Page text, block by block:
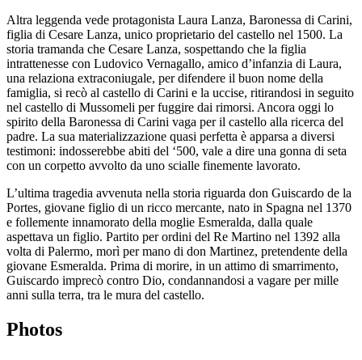
Altra leggenda vede protagonista Laura Lanza, Baronessa di Carini,
figlia di Cesare Lanza, unico proprietario del castello nel 1500. La
storia tramanda che Cesare Lanza, sospettando che la figlia
intrattenesse con Ludovico Vernagallo, amico d’infanzia di Laura,
una relaziona extraconiugale, per difendere il buon nome della
famiglia, si recò al castello di Carini e la uccise, ritirandosi in seguito
nel castello di Mussomeli per fuggire dai rimorsi. Ancora oggi lo
spirito della Baronessa di Carini vaga per il castello alla ricerca del
padre. La sua materializzazione quasi perfetta è apparsa a diversi
testimoni: indosserebbe abiti del ‘500, vale a dire una gonna di seta
con un corpetto avvolto da uno scialle finemente lavorato.
L’ultima tragedia avvenuta nella storia riguarda don Guiscardo de la
Portes, giovane figlio di un ricco mercante, nato in Spagna nel 1370
e follemente innamorato della moglie Esmeralda, dalla quale
aspettava un figlio. Partito per ordini del Re Martino nel 1392 alla
volta di Palermo, morì per mano di don Martinez, pretendente della
giovane Esmeralda. Prima di morire, in un attimo di smarrimento,
Guiscardo imprecò contro Dio, condannandosi a vagare per mille
anni sulla terra, tra le mura del castello.
Photos